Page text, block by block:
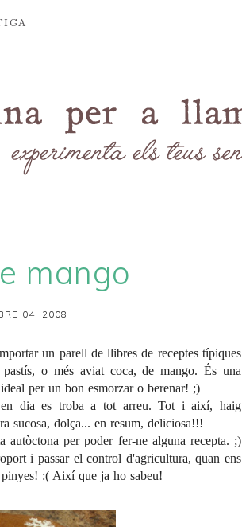
mango
04, 2008
un parell de llibres de receptes típiques
o més aviat coca, de mango. És una
per un bon esmorzar o berenar! ;)
dia es troba a tot arreu. Tot i així, haig
sucosa, dolça... en resum, deliciosa!!!
per poder fer-ne alguna recepta. ;)
i passar el control d'agricultura, quan ens
:( Així que ja ho sabeu!